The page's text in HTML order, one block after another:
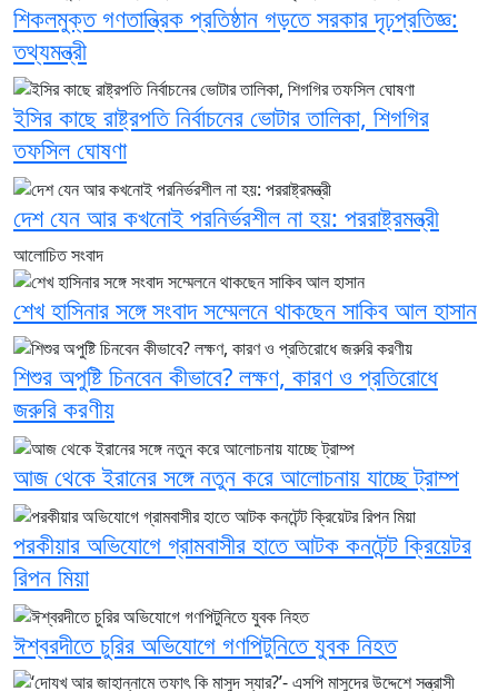
শিকলমুক্ত গণতান্ত্রিক প্রতিষ্ঠান গড়তে সরকার দৃঢ়প্রতিজ্ঞ:
তথ্যমন্ত্রী
ইসির কাছে রাষ্ট্রপতি নির্বাচনের ভোটার তালিকা, শিগগির
তফসিল ঘোষণা
দেশ যেন আর কখনোই পরনির্ভরশীল না হয়: পররাষ্ট্রমন্ত্রী
আলোচিত সংবাদ
শেখ হাসিনার সঙ্গে সংবাদ সম্মেলনে থাকছেন সাকিব আল হাসান
শিশুর অপুষ্টি চিনবেন কীভাবে? লক্ষণ, কারণ ও প্রতিরোধে
জরুরি করণীয়
আজ থেকে ইরানের সঙ্গে নতুন করে আলোচনায় যাচ্ছে ট্রাম্প
পরকীয়ার অভিযোগে গ্রামবাসীর হাতে আটক কনটেন্ট ক্রিয়েটর
রিপন মিয়া
ঈশ্বরদীতে চুরির অভিযোগে গণপিটুনিতে যুবক নিহত